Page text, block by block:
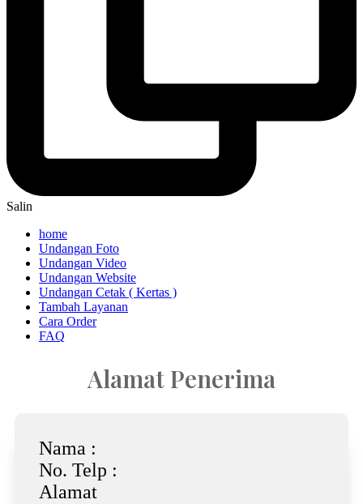
Salin
home
Undangan Foto
Undangan Video
Undangan Website
Undangan Cetak ( Kertas )
Tambah Layanan
Cara Order
FAQ
Alamat Penerima
Nama :
No. Telp :
Alamat